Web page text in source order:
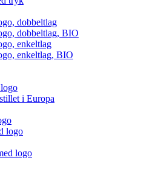
dobbeltlag
dobbeltlag, BIO
enkeltlag
enkeltlag, BIO
i Europa
logo
logo